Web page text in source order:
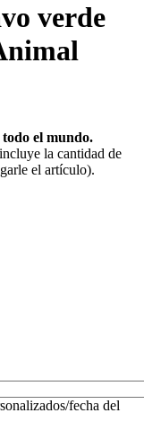
verde
todo el mundo.
la cantidad de
el artículo).
fecha del